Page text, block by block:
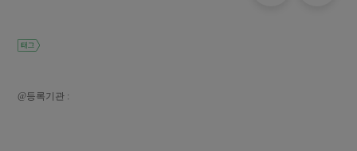
태그
@등록기관 :